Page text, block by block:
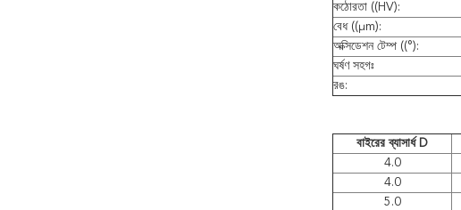
কঠোরতা ((HV):
বেধ ((μm):
অক্সিডেশন টেম্প ((°):
ঘর্ষণ সহগঃ
রঙ:
বাইরের ব্যাসার্ধ D
4.0
4.0
5.0